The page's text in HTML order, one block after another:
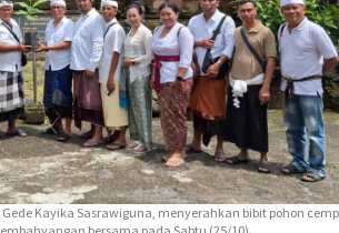
Kayika Sasrawiguna, menyerahkan bibit pohon